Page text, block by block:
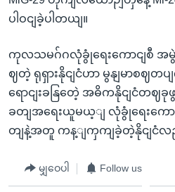
ပါဝငျခဲ့ပါတယျ။
ကုလသမဂ်ဂလုံခွုံရေးကောငျစီ အမွဲ
ဈတဲ့ ရုရှားနိုငျငံဟာ မွနျမာစဈတ
ရောငျးခနြတေဲ့ အဓိကနိုငျငံတဈ
ခတျအရေးယူမယ့ျ လုံခွုံရေးကေ
တျနဲ့အတူ ကန့ျကှကျခဲ့တဲ့နိုငျငံလည
မျှဝေပါ Follow us